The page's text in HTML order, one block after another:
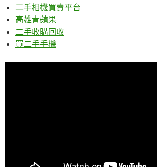
二手相機買賣平台
高雄青蘋果
二手收購回收
買二手手機